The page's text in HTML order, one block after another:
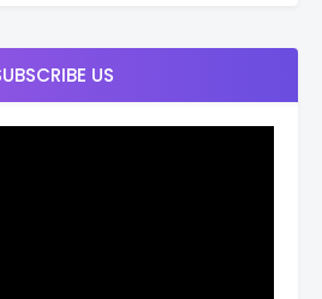
US